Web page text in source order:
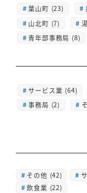
葉山町 (23)
山北町 (7)
青年部事務局 (8)
サービス業 (64)
事務局 (2)
その他 (42)
飲食業 (22)